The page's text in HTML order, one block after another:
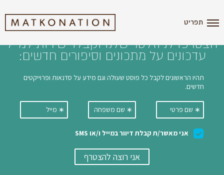
תפריט
הצטרפו לניוזלטר שלנו וקבלו ישירות למייל
עדכונים על מתכונים וסיפורים חדשים: